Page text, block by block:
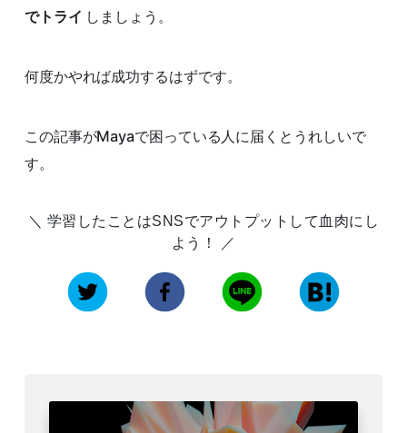
でトライ しましょう。
何度かやれば成功するはずです。
この記事がMayaで困っている人に届くとうれしいで
す。
学習したことはSNSでアウトプットして血肉にし
よう！